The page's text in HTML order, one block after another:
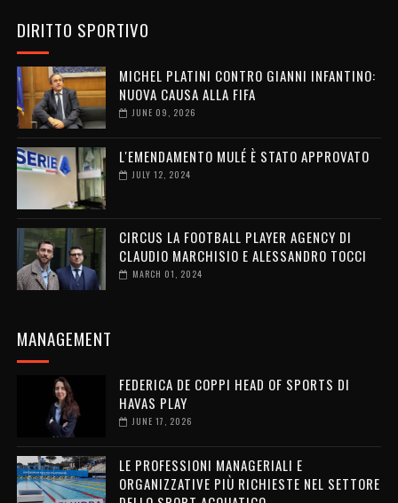
DIRITTO SPORTIVO
MICHEL PLATINI CONTRO GIANNI INFANTINO:
NUOVA CAUSA ALLA FIFA
JUNE 09, 2026
L'EMENDAMENTO MULÉ È STATO APPROVATO
JULY 12, 2024
CIRCUS LA FOOTBALL PLAYER AGENCY DI
CLAUDIO MARCHISIO E ALESSANDRO TOCCI
MARCH 01, 2024
MANAGEMENT
FEDERICA DE COPPI HEAD OF SPORTS DI
HAVAS PLAY
JUNE 17, 2026
LE PROFESSIONI MANAGERIALI E
ORGANIZZATIVE PIÙ RICHIESTE NEL SETTORE